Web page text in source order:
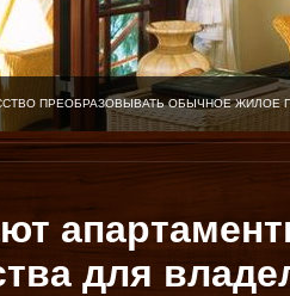
ПРЕОБРАЗОВЫВАТЬ ОБЫЧНОЕ
для